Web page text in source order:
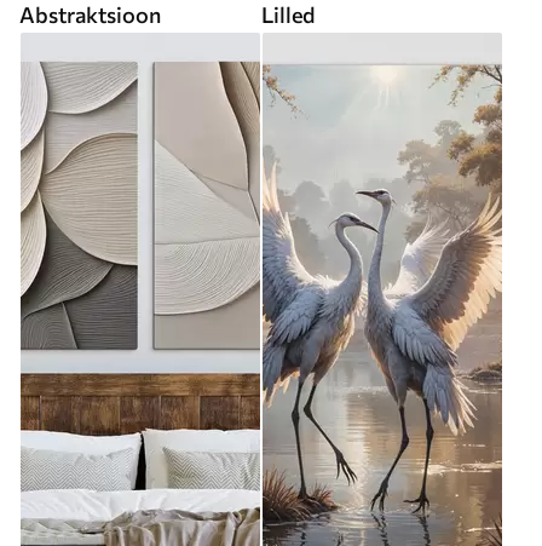
Abstraktsioon Lilled